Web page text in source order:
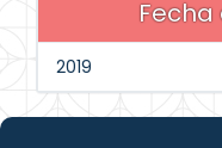
2019